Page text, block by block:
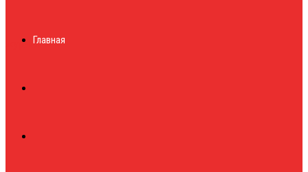
журналГлавная